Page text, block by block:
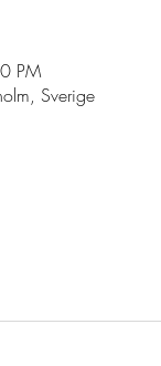
PM
Sverige